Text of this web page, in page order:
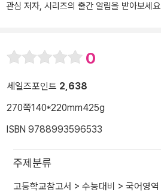
관심 저자, 시리즈의 출간 알림을 받아보세요
0
세일즈포인트 2,638
270쪽140*220mm425g
ISBN 9788993596533
주제분류
고등학교참고서 > 수능대비 > 국어영역